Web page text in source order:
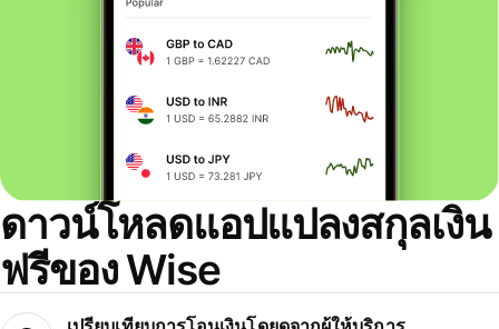
ดาวน์โหลดแอปแปลงสกุลเงิน
ฟรีของ Wise